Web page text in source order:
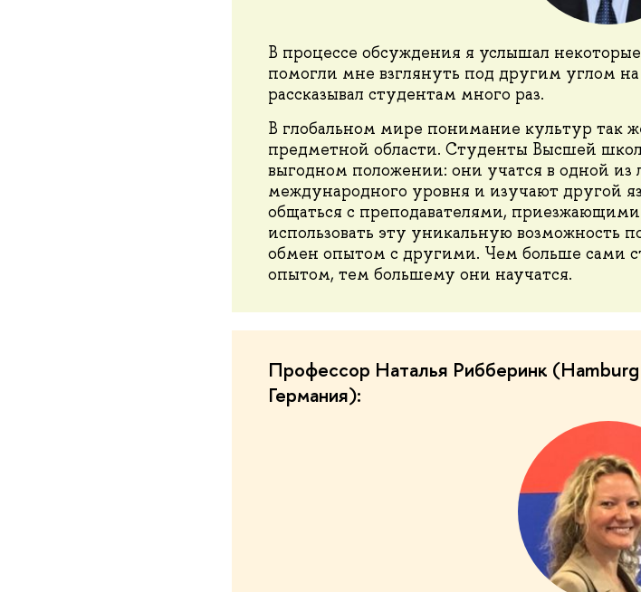
В процессе обсуждения я услышал
помогли мне взглянуть под другим углом
рассказывал студентам много раз.
В глобальном мире понимание культур так
предметной области. Студенты Высшей
выгодном положении: они учатся в одной
международного уровня и изучают другой
общаться с преподавателями,
использовать эту уникальную возможность
обмен опытом с другими. Чем больше сами
опытом, тем большему они научатся.
Профессор Наталья Рибберинк
Германия):